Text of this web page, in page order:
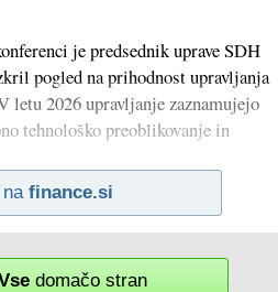
je predsednik uprave SDH
pogled na prihodnost upravljanja
letu 2026 upravljanje zaznamujejo
tehnološko preoblikovanje in
finance.si
domačo stran